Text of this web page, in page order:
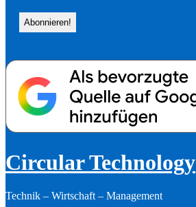
Circular Technology
Technik – Wirtschaft – Management